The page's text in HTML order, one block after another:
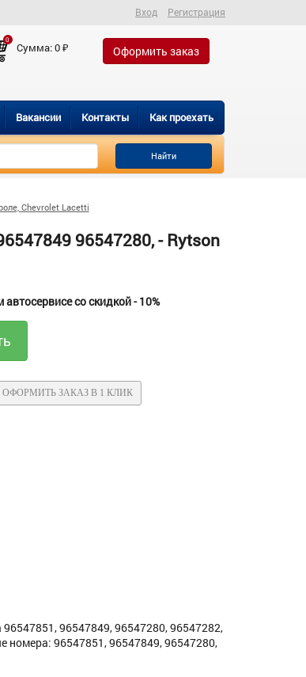
Вход Регистрация
0
Сумма:0₽ Оформить заказ
Вакансии Контакты Как проехать
Найти
Chevrolet Lacetti
96547280, - Rytson
со скидкой - 10%
ОФОРМИТЬ ЗАКАЗ В 1 КЛИК
96547849, 96547280, 96547282,
номера: 96547851, 96547849, 96547280,